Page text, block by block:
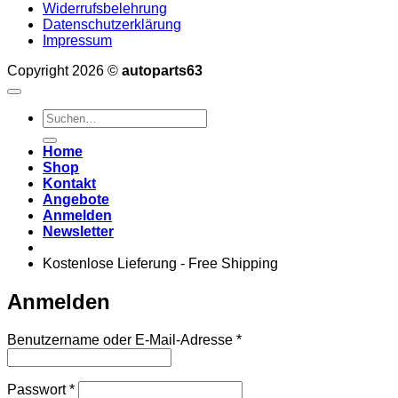
Widerrufsbelehrung
Datenschutzerklärung
Impressum
Copyright 2026 © autoparts63
Suchen
nach:
Home
Shop
Kontakt
Angebote
Anmelden
Newsletter
Kostenlose Lieferung - Free Shipping
Anmelden
Benutzername oder E-Mail-Adresse *Erforderlich
Passwort*Erforderlich